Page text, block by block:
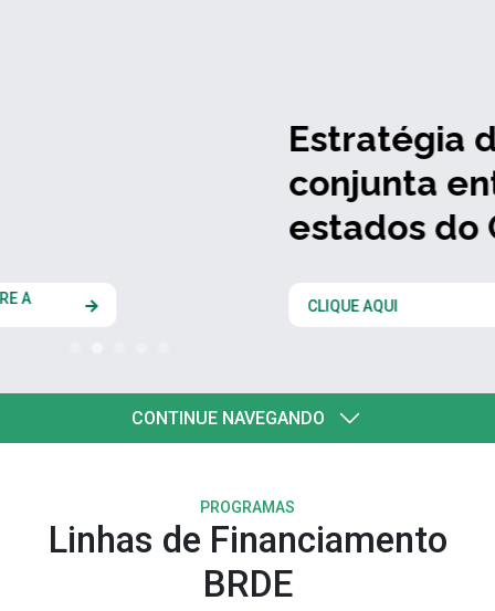
Estratégia de atuação
conjunta entre os quatro
estados do Codesul
CLIQUE AQUI
CONTINUE NAVEGANDO
PROGRAMAS
Linhas de Financiamento
BRDE